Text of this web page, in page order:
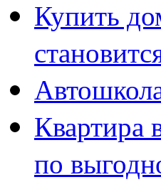
Купить
Квартира
по